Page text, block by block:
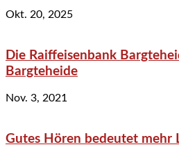
Okt. 20, 2025
Die Raiffeisenbank
Bargteheide
Nov. 3, 2021
Gutes Hören bedeutet mehr